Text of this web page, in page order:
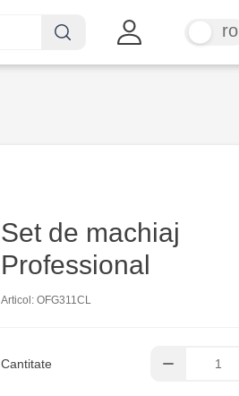
ro
Set de machiaj
Professional
Articol: OFG311CL
Cantitate